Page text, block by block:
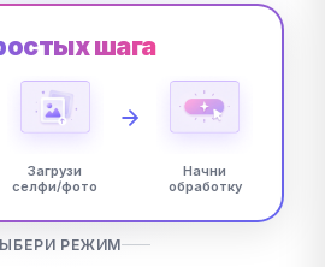
шага
Загрузи
селфи/фото
Начни
обработку
РЕЖИМ